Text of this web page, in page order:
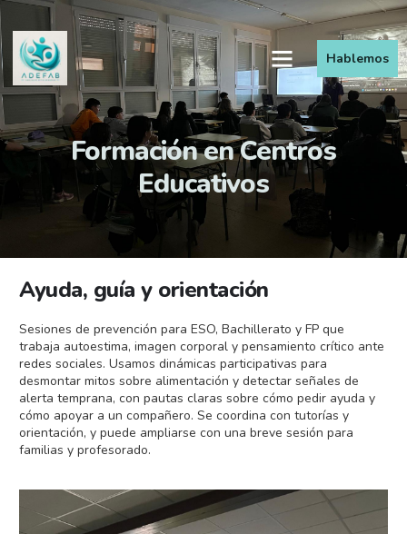
Hablemos
Formación en Centros
Educativos
Ayuda, guía y orientación
Sesiones de prevención para ESO, Bachillerato y FP que
trabaja autoestima, imagen corporal y pensamiento crítico ante
redes sociales. Usamos dinámicas participativas para
desmontar mitos sobre alimentación y detectar señales de
alerta temprana, con pautas claras sobre cómo pedir ayuda y
cómo apoyar a un compañero. Se coordina con tutorías y
orientación, y puede ampliarse con una breve sesión para
familias y profesorado.